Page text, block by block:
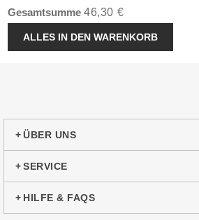
Gesamtsumme 46,30 €
ALLES IN DEN WARENKORB
ÜBER UNS
SERVICE
HILFE & FAQS